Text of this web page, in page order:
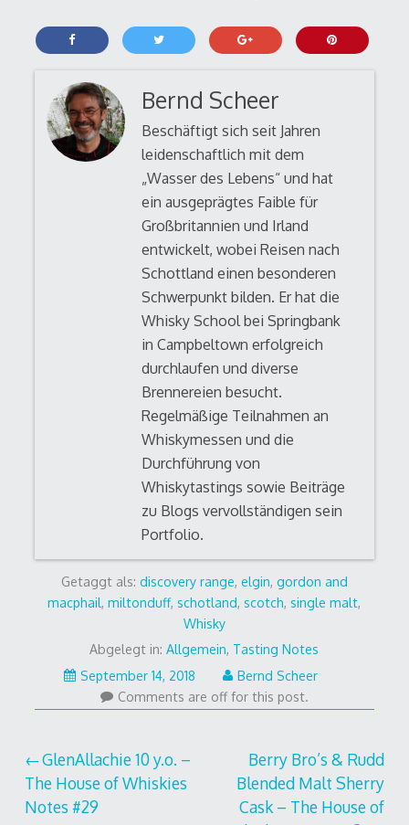
Bernd Scheer
Beschäftigt sich seit Jahren
leidenschaftlich mit dem
„Wasser des Lebens“ und hat
ein ausgeprägtes Faible für
Großbritannien und Irland
entwickelt, wobei Reisen nach
Schottland einen besonderen
Schwerpunkt bilden. Er hat die
Whisky School bei Springbank
in Campbeltown erfolgreich
durchlaufen und diverse
Brennereien besucht.
Regelmäßige Teilnahmen an
Whiskymessen und die
Durchführung von
Whiskytastings sowie Beiträge
zu Blogs vervollständigen sein
Portfolio.
Getaggt als: discovery range, elgin, gordon and
macphail,miltonduff,schotland,scotch,single malt,
Whisky
Abgelegt in:Allgemein, Tasting Notes
September 14, 2018September
24,
Bernd Scheer
Comments are off for this post.
Beitrags-
Navigation
GlenAllachie 10 y.o. –
The House of Whiskies
Notes #29
Berry Bro’s & Rudd
Blended Malt Sherry
Cask – The House of